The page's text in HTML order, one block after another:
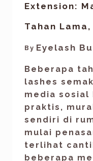
Extension:
Tahan
By Eyelash
Beberapa
lashes
media
praktis,
sendiri di
mulai
terlihat
beberapa